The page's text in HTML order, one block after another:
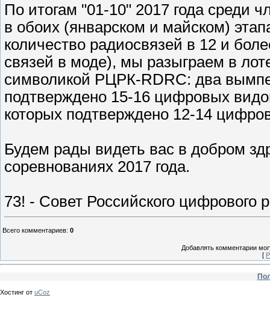
По итогам "01-10" 2017 года среди
в обоих (январском и майском)
количество радиосвязей в 12 и
связей в моде), мы разыграем в
символикой РЦРК-RDRC: два
подтверждено 15-16 цифровых
которых подтверждено 12-14
Будем рады видеть вас в добром
соревнованиях 2017 года.
73! - Совет Российского цифрового
Всего комментариев: 0
Добавлять комментарии
[
Хостинг от uCoz